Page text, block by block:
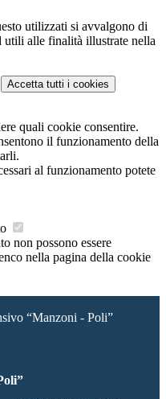
utilizzati si avvalgono di
utili alle finalità illustrate nella
Accetta tutti i cookies
quali cookie consentire.
il funzionamento della
al funzionamento potete
non possono essere
nella pagina della cookie
“Manzoni - Poli”